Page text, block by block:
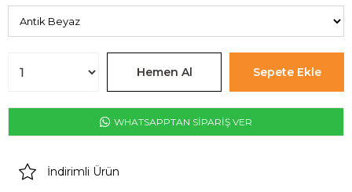
WHATSAPPTAN SİPARİŞ VER
İndirimli Ürün